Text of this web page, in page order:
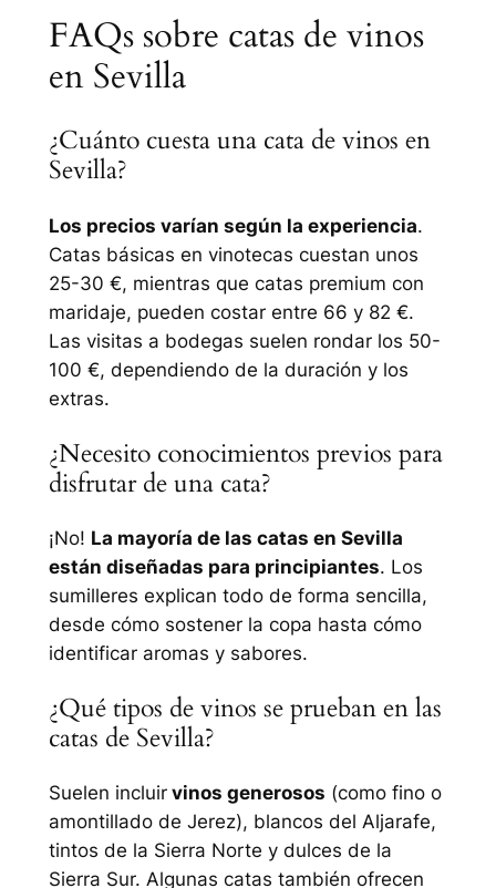
FAQs sobre catas de vinos
en Sevilla
¿Cuánto cuesta una cata de vinos en
Sevilla?
Los precios varían según la experiencia.
Catas básicas en vinotecas cuestan unos
25-30 €, mientras que catas premium con
maridaje, pueden costar entre 66 y 82 €.
Las visitas a bodegas suelen rondar los 50-
100 €, dependiendo de la duración y los
extras.
¿Necesito conocimientos previos para
disfrutar de una cata?
¡No! La mayoría de las catas en Sevilla
están diseñadas para principiantes. Los
sumilleres explican todo de forma sencilla,
desde cómo sostener la copa hasta cómo
identificar aromas y sabores.
¿Qué tipos de vinos se prueban en las
catas de Sevilla?
Suelen incluirvinos generosos (como fino o
amontillado de Jerez), blancos del Aljarafe,
tintos de la Sierra Norte y dulces de la
Sierra Sur. Algunas catas también ofrecen